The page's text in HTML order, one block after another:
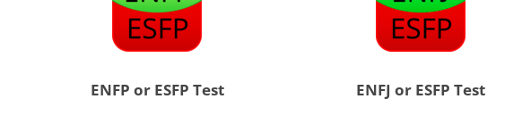
ENFP or ESFP Test ENFJ or ESFP Test